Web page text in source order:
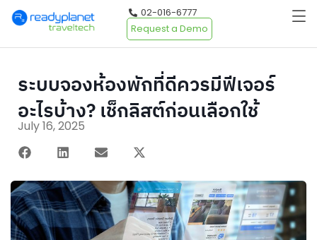
02-016-6777
Request a Demo
ระบบจองห้องพักที่ดีควรมีฟีเจอร์
อะไรบ้าง? เช็กลิสต์ก่อนเลือกใช้
July 16, 2025